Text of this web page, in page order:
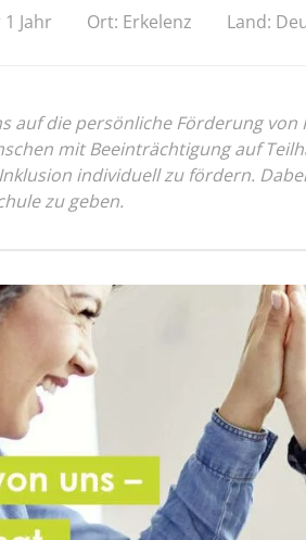
Jahr Ort: Erkelenz Land:
auf die persönliche Förderung
mit Beeinträchtigung auf
individuell zu fördern.
zu geben.